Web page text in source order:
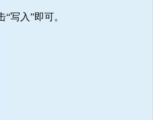
写入”即可。